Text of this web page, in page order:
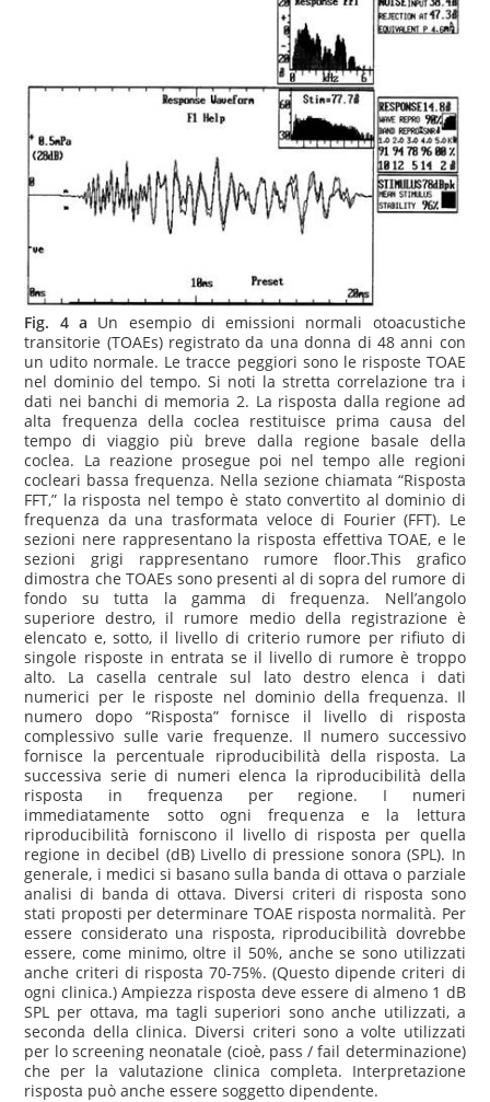
Fig. 4 a Un esempio di emissioni normali otoacustiche
transitorie (TOAEs) registrato da una donna di 48 anni con
un udito normale. Le tracce peggiori sono le risposte TOAE
nel dominio del tempo. Si noti la stretta correlazione tra i
dati nei banchi di memoria 2. La risposta dalla regione ad
alta frequenza della coclea restituisce prima causa del
tempo di viaggio più breve dalla regione basale della
coclea. La reazione prosegue poi nel tempo alle regioni
cocleari bassa frequenza. Nella sezione chiamata “Risposta
FFT,” la risposta nel tempo è stato convertito al dominio di
frequenza da una trasformata veloce di Fourier (FFT). Le
sezioni nere rappresentano la risposta effettiva TOAE, e le
sezioni grigi rappresentano rumore floor.This grafico
dimostra che TOAEs sono presenti al di sopra del rumore di
fondo su tutta la gamma di frequenza. Nell’angolo
superiore destro, il rumore medio della registrazione è
elencato e, sotto, il livello di criterio rumore per rifiuto di
singole risposte in entrata se il livello di rumore è troppo
alto. La casella centrale sul lato destro elenca i dati
numerici per le risposte nel dominio della frequenza. Il
numero dopo “Risposta” fornisce il livello di risposta
complessivo sulle varie frequenze. Il numero successivo
fornisce la percentuale riproducibilità della risposta. La
successiva serie di numeri elenca la riproducibilità della
risposta in frequenza per regione. I numeri
immediatamente sotto ogni frequenza e la lettura
riproducibilità forniscono il livello di risposta per quella
regione in decibel (dB) Livello di pressione sonora (SPL). In
generale, i medici si basano sulla banda di ottava o parziale
analisi di banda di ottava. Diversi criteri di risposta sono
stati proposti per determinare TOAE risposta normalità. Per
essere considerato una risposta, riproducibilità dovrebbe
essere, come minimo, oltre il 50%, anche se sono utilizzati
anche criteri di risposta 70-75%. (Questo dipende criteri di
ogni clinica.) Ampiezza risposta deve essere di almeno 1 dB
SPL per ottava, ma tagli superiori sono anche utilizzati, a
seconda della clinica. Diversi criteri sono a volte utilizzati
per lo screening neonatale (cioè, pass / fail determinazione)
che per la valutazione clinica completa. Interpretazione
risposta può anche essere soggetto dipendente.